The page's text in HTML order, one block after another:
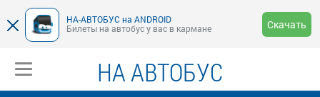
НА-АВТОБУС на ANDROID
Билеты на автобус у вас в кармане
Скачать
НА АВТОБУС